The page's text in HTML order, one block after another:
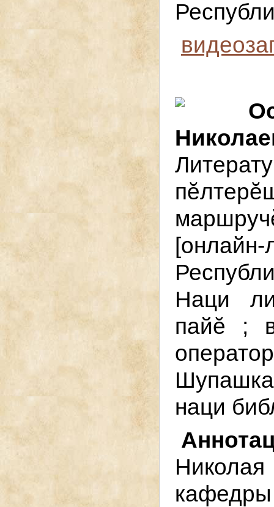
Наци
пайӗ ;
наци